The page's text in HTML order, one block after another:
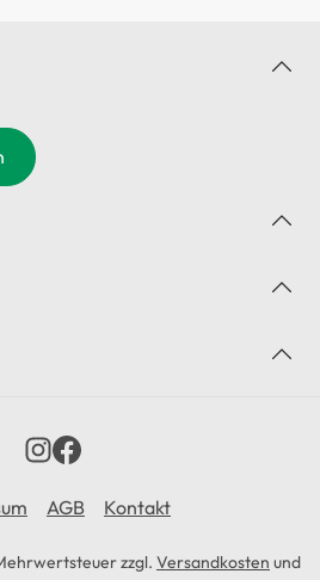
AGB Kontakt
zzgl. Versandkosten und